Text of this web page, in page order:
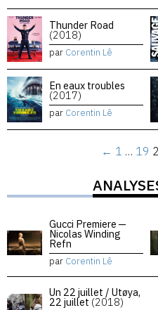
Thunder Road
(2018)
par Corentin Lê
En eaux troubles
(2017)
par Corentin Lê
← 1 … 19
Gucci Premiere —
Nicolas Winding
Refn
par Corentin Lê
Un 22 juillet / Utøya,
22 juillet (2018)